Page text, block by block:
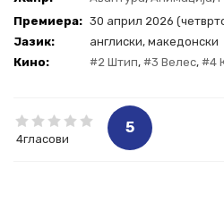
фантастика Фантастика
Премиера: 30 април 2026
Јазик:
англиски, македонски
Кино:
#2 Штип, #3 Велес, #4
4гласови
5